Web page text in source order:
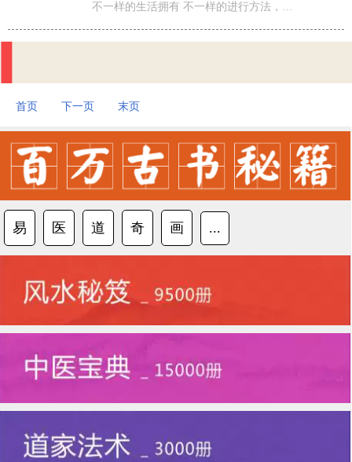
首页 下一页 末页
易 医 道 奇 画 ...